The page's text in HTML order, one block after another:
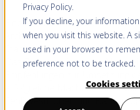
Privacy Policy.
If you decline, your
when you visit this website. A
used in your browser to
preference not to be tracked.
Cookies
Eine Machbarkeitsstudie
Architekturprojekts unter
Standortbedingungen,
Das Ziel ist es, Vor- und
Empfehlungen zur Umsetzung
erfolgreiche
Fehlinvestitionen und